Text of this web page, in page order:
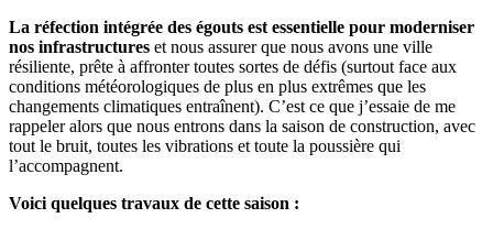
La réfection intégrée des égouts est essentielle pour moderniser
nos infrastructures et nous assurer que nous avons une ville
résiliente, prête à affronter toutes sortes de défis (surtout face aux
conditions météorologiques de plus en plus extrêmes que les
changements climatiques entraînent). C’est ce que j’essaie de me
rappeler alors que nous entrons dans la saison de construction, avec
tout le bruit, toutes les vibrations et toute la poussière qui
l’accompagnent.
Voici quelques travaux de cette saison :